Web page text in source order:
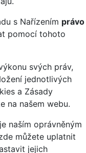
s Nařízením právo
pomocí tohoto
svých práv,
jednotlivých
a Zásady
na našem webu.
naším oprávněným
můžete uplatnit
jejich